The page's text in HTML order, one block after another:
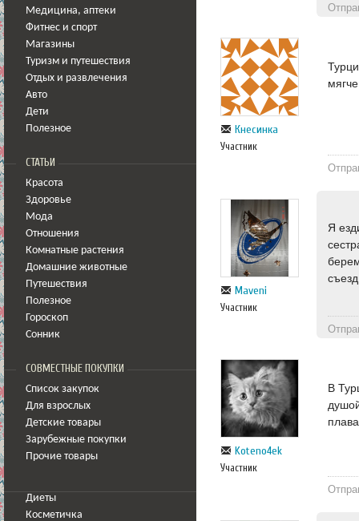
Медицина, аптеки
Фитнес и спорт
Магазины
Туризм и путешествия
Отдых и развлечения
Авто
Дети
Полезное
СТАТЬИ
Красота
Здоровье
Мода
Отношения
Комнатные растения
Домашние животные
Путешествия
Полезное
Гороскоп
Сонник
СОВМЕСТНЫЕ ПОКУПКИ
Список закупок
Для взрослых
Детские товары
Зарубежные покупки
Прочие товары
Диеты
Косметичка
Кнесинка
Участник
мягче
Maveni
Участник
Я
Koteno4ek
Участник
В